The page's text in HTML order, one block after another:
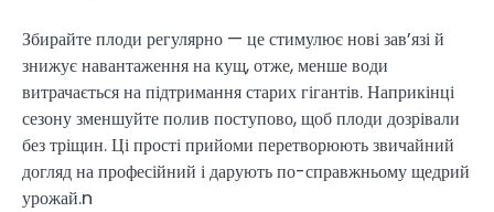
Збирайте плоди регулярно — це стимулює нові зав’язі й
знижує навантаження на кущ, отже, менше води
витрачається на підтримання старих гігантів. Наприкінці
сезону зменшуйте полив поступово, щоб плоди дозрівали
без тріщин. Ці прості прийоми перетворюють звичайний
догляд на професійний і дарують по-справжньому щедрий
урожай.n